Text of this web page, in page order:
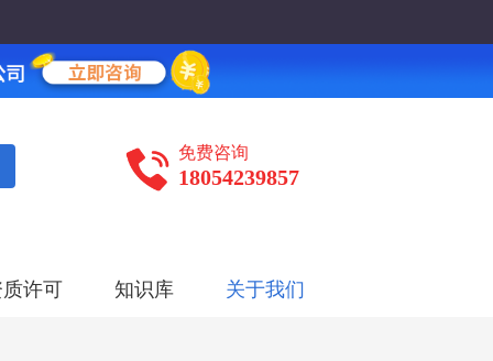
免费咨询
18054239857
许可 知识库 关于我们